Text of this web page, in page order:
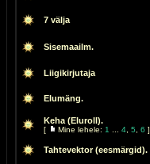
7 välja
Sisemaailm.
Liigikirjutaja
Elumäng.
Keha (Eluroll).
[ Mine lehele: 1 4 5 6 ]
Tahtevektor (eesmärgid).